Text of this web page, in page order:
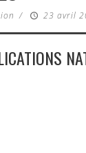
/ 23 avril